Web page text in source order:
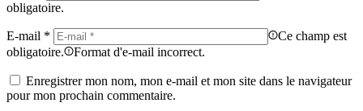
obligatoire.
E-mail *
Ce champ est
obligatoire.
Format d'e-mail incorrect.
Enregistrer mon nom, mon e-mail et mon site dans le navigateur
pour mon prochain commentaire.